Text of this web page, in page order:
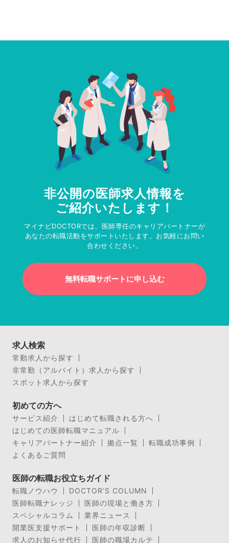
非公開の医師求人情報を
ご紹介いたします！
マイナビDOCTORでは、医師専任のキャリアパートナーが
あなたの転職活動をサポートいたします。お気軽にお問い
合わせください。
無料転職サポートに申し込む
求人検索
常勤求人から探す
非常勤（アルバイト）求人から探す
スポット求人から探す
初めての方へ
サービス紹介
はじめて転職される方へ
はじめての医師転職マニュアル
キャリアパートナー紹介
拠点一覧
転職成功事例
よくあるご質問
医師の転職お役立ちガイド
転職ノウハウ
DOCTOR’S COLUMN
医師転職ナレッジ
医師の現場と働き方
スペシャルコラム
業界ニュース
開業医支援サポート
医師の年収診断
求人のお知らせ代行
医師の職場カルテ